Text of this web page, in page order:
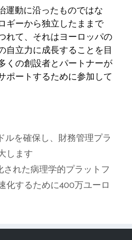
運動に沿ったものではな
ギーから独立したままで
れて、それはヨーロッパの
自立力に成長することを目
くの創設者とパートナーが
ポートするために参加して
ルを確保し、財務管理プラ
します
された病理学的プラットフ
化するために400万ユーロ